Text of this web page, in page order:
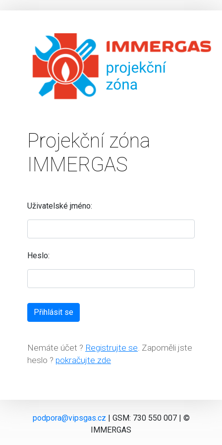
Projekční zóna
IMMERGAS
Uživatelské jméno:
Heslo:
Nemáte účet ? Registrujte se. Zapoměli jste
heslo ? pokračujte zde
podpora@vipsgas.cz | GSM: 730 550 007 | ©
IMMERGAS